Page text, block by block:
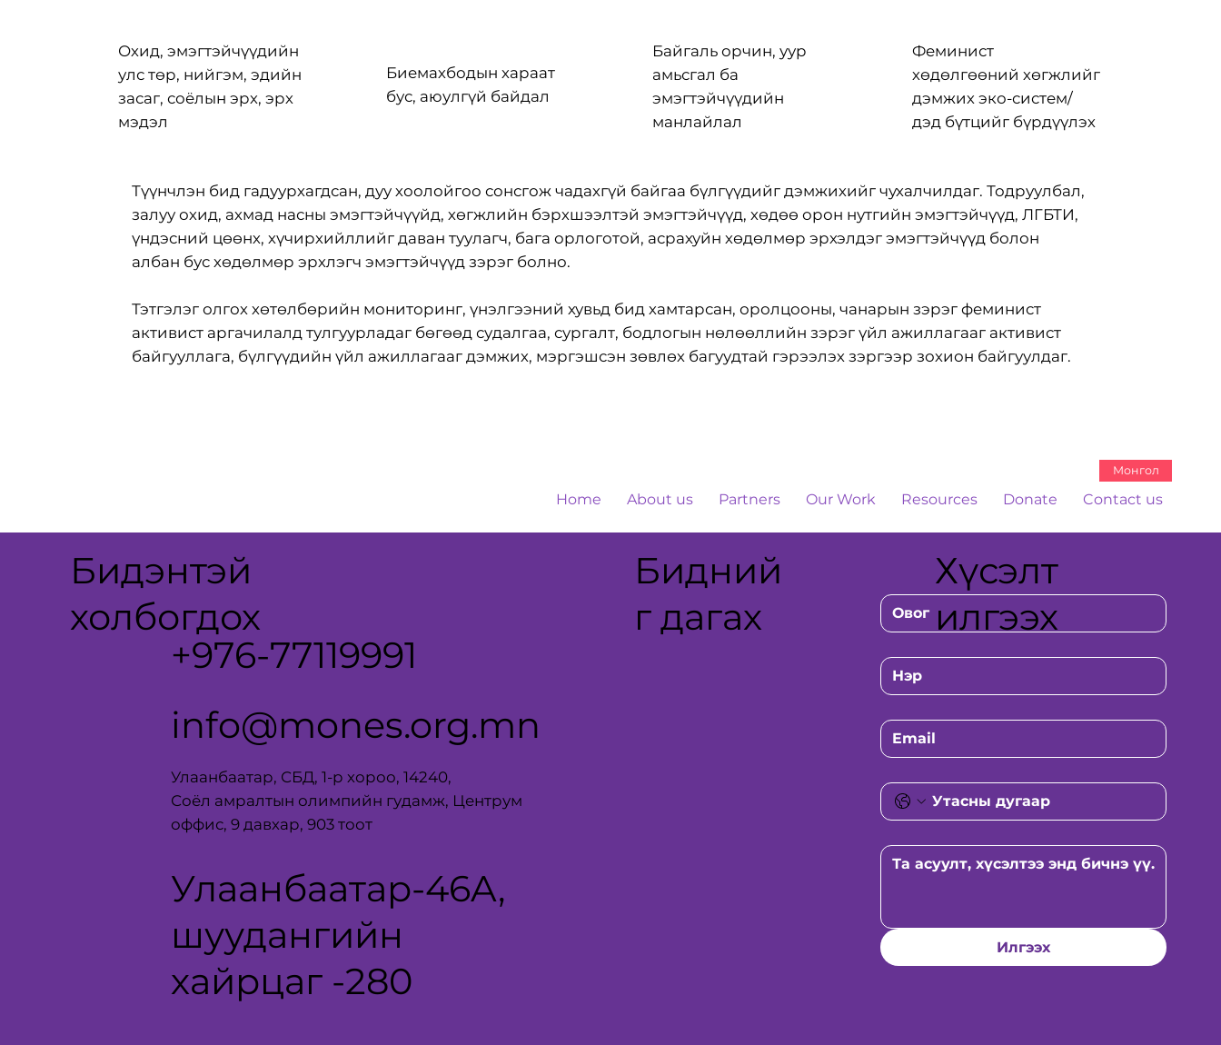
Охид, эмэгтэйчүүдийн
улс төр, нийгэм, эдийн
засаг, соёлын эрх, эрх
мэдэл
Түүнчлэн бид гадуурхагдсан, дуу хоолойгоо сонсгож чадахгүй байгаа бүлгүүдийг дэмжихийг чухалчилдаг. Тодруулбал,
залуу охид, ахмад насны эмэгтэйчүүйд, хөгжлийн бэрхшээлтэй эмэгтэйчүүд, хөдөө орон нутгийн эмэгтэйчүүд, ЛГБТИ,
үндэсний цөөнх, хүчирхийллийг даван туулагч, бага орлоготой, асрахуйн хөдөлмөр эрхэлдэг эмэгтэйчүүд болон
албан бус хөдөлмөр эрхлэгч эмэгтэйчүүд зэрэг болно.
Тэтгэлэг олгох хөтөлбөрийн мониторинг, үнэлгээний хувьд бид хамтарсан, оролцооны, чанарын зэрэг феминист
активист аргачилалд тулгуурладаг бөгөөд судалгаа, сургалт, бодлогын нөлөөллийн зэрэг үйл ажиллагааг активист
байгууллага, бүлгүүдийн үйл ажиллагааг дэмжих, мэргэшсэн зөвлөх багуудтай гэрээлэх зэргээр зохион байгуулдаг.
Биемахбодын хараат
бус, аюулгүй байдал
Байгаль орчин, уур
амьсгал ба
эмэгтэйчүүдийн
манлайлал
Феминист
хөдөлгөөний хөгжлийг
дэмжих эко-систем/
дэд бүтцийг бүрдүүлэх
Монгол
Home About us Partners Our Work Resources Donate Contact us
+976-77119991
info@mones.org.mn
Улаанбаатар, СБД, 1-р хороо, 14240,
Соёл амралтын олимпийн гудамж, Центрум
оффис, 9 давхар, 903 тоот
Улаанбаатар-46A,
шуудангийн
хайрцаг -280
Бидэнтэй
холбогдох
Бидний
г дагах
Илгээх
Хүсэлт
илгээх